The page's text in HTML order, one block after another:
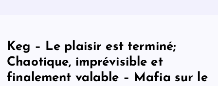
Keg – Le plaisir est terminé;
Chaotique, imprévisible et
finalement valable – Mafia sur le